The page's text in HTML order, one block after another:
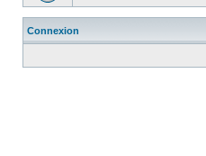
Connexion